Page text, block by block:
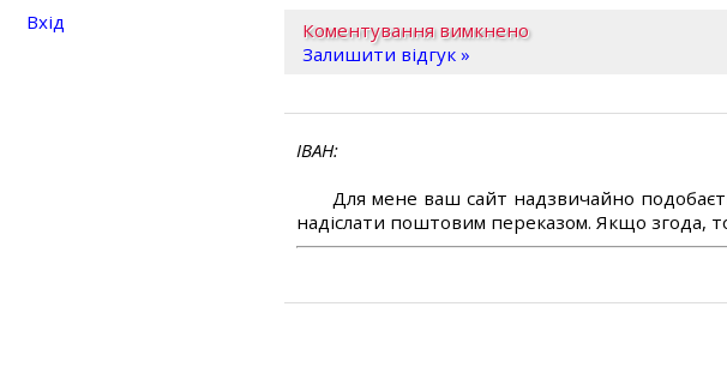
Коментування вимкнено
Залишити відгук »
ІВАН
Для мене ваш сайт надзвичайно
надіслати поштовим переказом. Якщо згода,
Вхід